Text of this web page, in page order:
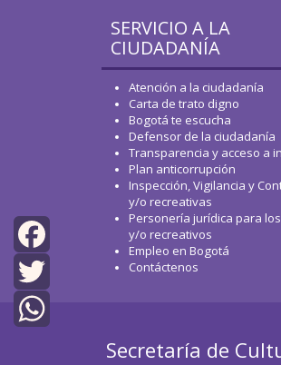
Facebook
Twitter
SERVICIO A LA
CIUDADANÍA
Atención a la ciudadanía
Carta de trato digno
Bogotá te escucha
Defensor de la ciudadanía
Transparencia y acceso a
Plan anticorrupción
Inspección, Vigilancia y
y/o recreativas
Personería jurídica para
y/o recreativos
Empleo en Bogotá
Contáctenos
Secretaría de